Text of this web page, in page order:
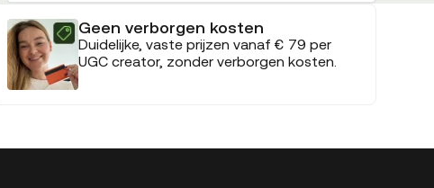
Geen verborgen kosten
Duidelijke, vaste prijzen vanaf € 79 per
UGC creator, zonder verborgen kosten.